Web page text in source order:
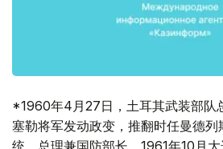
*1960年4月27日，土耳其武装部队
塞勒将军发动政变，推翻时任曼德